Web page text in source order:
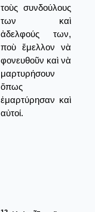
τοὺς συνδούλους
των καὶ
ἀδελφούς των,
ποὺ ἔμελλον νὰ
φονευθοῦν καὶ νὰ
μαρτυρήσουν
ὅπως
ἐμαρτύρησαν καὶ
αὐτοί.